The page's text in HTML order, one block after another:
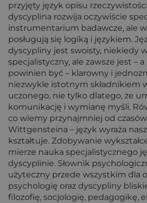
przyjęty język opisu
dyscyplina rozwija oczywiście
instrumentarium badawcze, ale
posługują się logiką i językiem.
dyscypliny jest swoisty, niekiedy
specjalistyczny, ale zawsze jest –
powinien być – klarowny i
niezwykle istotnym składnikiem
uczonego, nie tylko dlatego, że
komunikację i wymianę myśli.
co wiemy przynajmniej od
Wittgensteina – język wyraża
kształtuje. Zdobywanie
mierze nauka specjalistycznego
dyscyplinie. Słownik
użyteczny przede wszystkim dla
psychologię oraz dyscypliny
filozofię, socjologię, pedagogikę,